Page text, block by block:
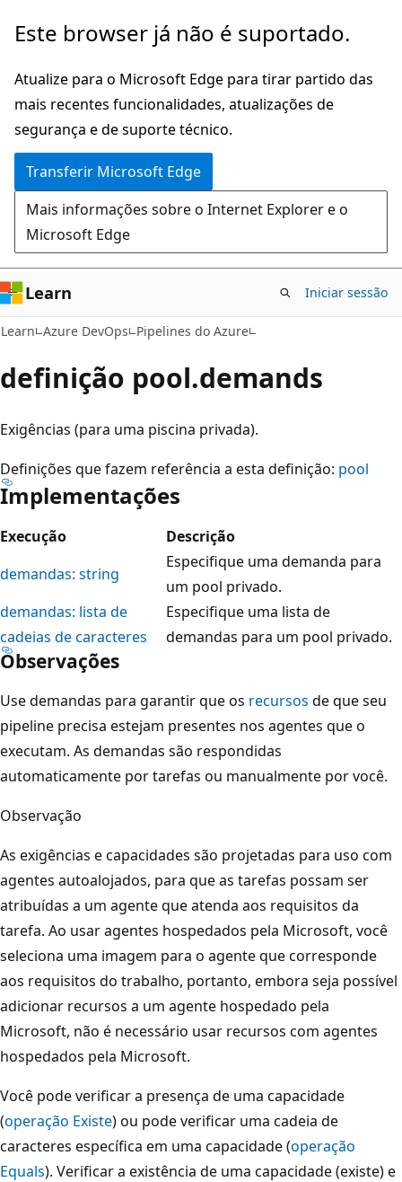
Saltar
o
conteúdo
principal
Este browser já não é suportado.
Atualize para o Microsoft Edge para tirar partido das
mais recentes funcionalidades, atualizações de
segurança e de suporte técnico.
Transferir Microsoft Edge
Mais informações sobre o Internet Explorer e o
Microsoft Edge
Learn Iniciar sessão
Learn Azure DevOps Pipelines do Azure
definição pool.demands
Exigências (para uma piscina privada).
Definições que fazem referência a esta definição: pool
Implementações
Execução
Descrição
demandas: string
Especifique uma demanda para
um pool privado.
demandas: lista de
cadeias de caracteres
Especifique uma lista de
demandas para um pool privado.
Observações
Use demandas para garantir que os recursos de que seu
pipeline precisa estejam presentes nos agentes que o
executam. As demandas são respondidas
automaticamente por tarefas ou manualmente por você.
Observação
As exigências e capacidades são projetadas para uso com
agentes autoalojados, para que as tarefas possam ser
atribuídas a um agente que atenda aos requisitos da
tarefa. Ao usar agentes hospedados pela Microsoft, você
seleciona uma imagem para o agente que corresponde
aos requisitos do trabalho, portanto, embora seja possível
adicionar recursos a um agente hospedado pela
Microsoft, não é necessário usar recursos com agentes
hospedados pela Microsoft.
Você pode verificar a presença de uma capacidade
(operação Existe) ou pode verificar uma cadeia de
caracteres específica em uma capacidade (operação
Equals). Verificar a existência de uma capacidade (existe) e